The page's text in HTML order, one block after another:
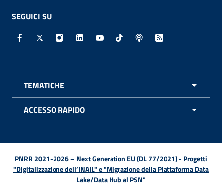
SEGUICI SU
Facebook - Sito esterno - Apertura in nuova finestra
X - Sito esterno - Apertura in nuova finestra
Instagram - Sito esterno - Apertura in
Linkedin - Sito esterno - Apertura in
Youtube - Sito esterno -
TikTok - Sito esterno -
Spreaker - Sito
Feed RSS -
TEMATICHE
ACCESSO RAPIDO
PNRR 2021-2026 – Next Generation EU (DL 77/2021) - Progetti
"Digitalizzazione dell’INAIL" e "Migrazione della Piattaforma Data
Lake/Data Hub al PSN"